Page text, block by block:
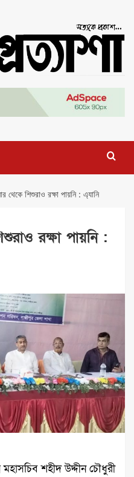
থেকে শিশুরাও রক্ষা পায়নি : এ্যানি
রক্ষা পায়নি :
শহীদ উদ্দীন চৌধুরী